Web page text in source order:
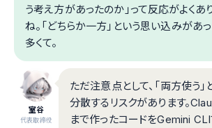
う考え方があったのか」って反応がよくあ
ね。「どちらか一方」という思い込みがあ
多くて。
室谷
代表取締役
ただ注意点として、「両方使う
分散するリスクがあります。
まで作ったコードをGemini